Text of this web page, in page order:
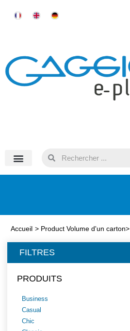
Accueil > Product Volume d'un carton>
FILTRES
PRODUITS
Business
Casual
Chic